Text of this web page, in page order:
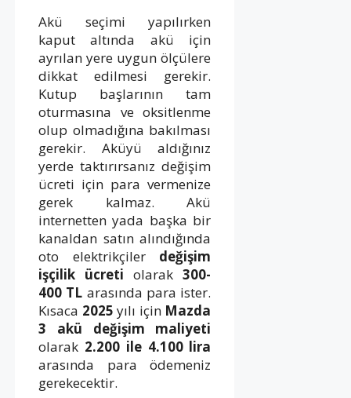
Akü seçimi yapılırken
kaput altında akü için
ayrılan yere uygun ölçülere
dikkat edilmesi gerekir.
Kutup başlarının tam
oturmasına ve oksitlenme
olup olmadığına bakılması
gerekir. Aküyü aldığınız
yerde taktırırsanız değişim
ücreti için para vermenize
gerek kalmaz. Akü
internetten yada başka bir
kanaldan satın alındığında
oto elektrikçiler değişim
işçilik ücreti olarak 300-
400 TL arasında para ister.
Kısaca 2025 yılı için Mazda
3 akü değişim maliyeti
olarak 2.200 ile 4.100 lira
arasında para ödemeniz
gerekecektir.